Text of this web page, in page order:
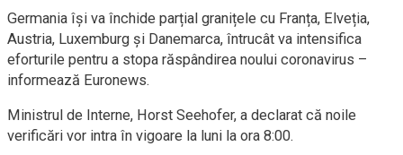
Germania își va închide parțial granițele cu Franța, Elveția,
Austria, Luxemburg și Danemarca, întrucât va intensifica
eforturile pentru a stopa răspândirea noului coronavirus –
informează Euronews.
Ministrul de Interne, Horst Seehofer, a declarat că noile
verificări vor intra în vigoare la luni la ora 8:00.